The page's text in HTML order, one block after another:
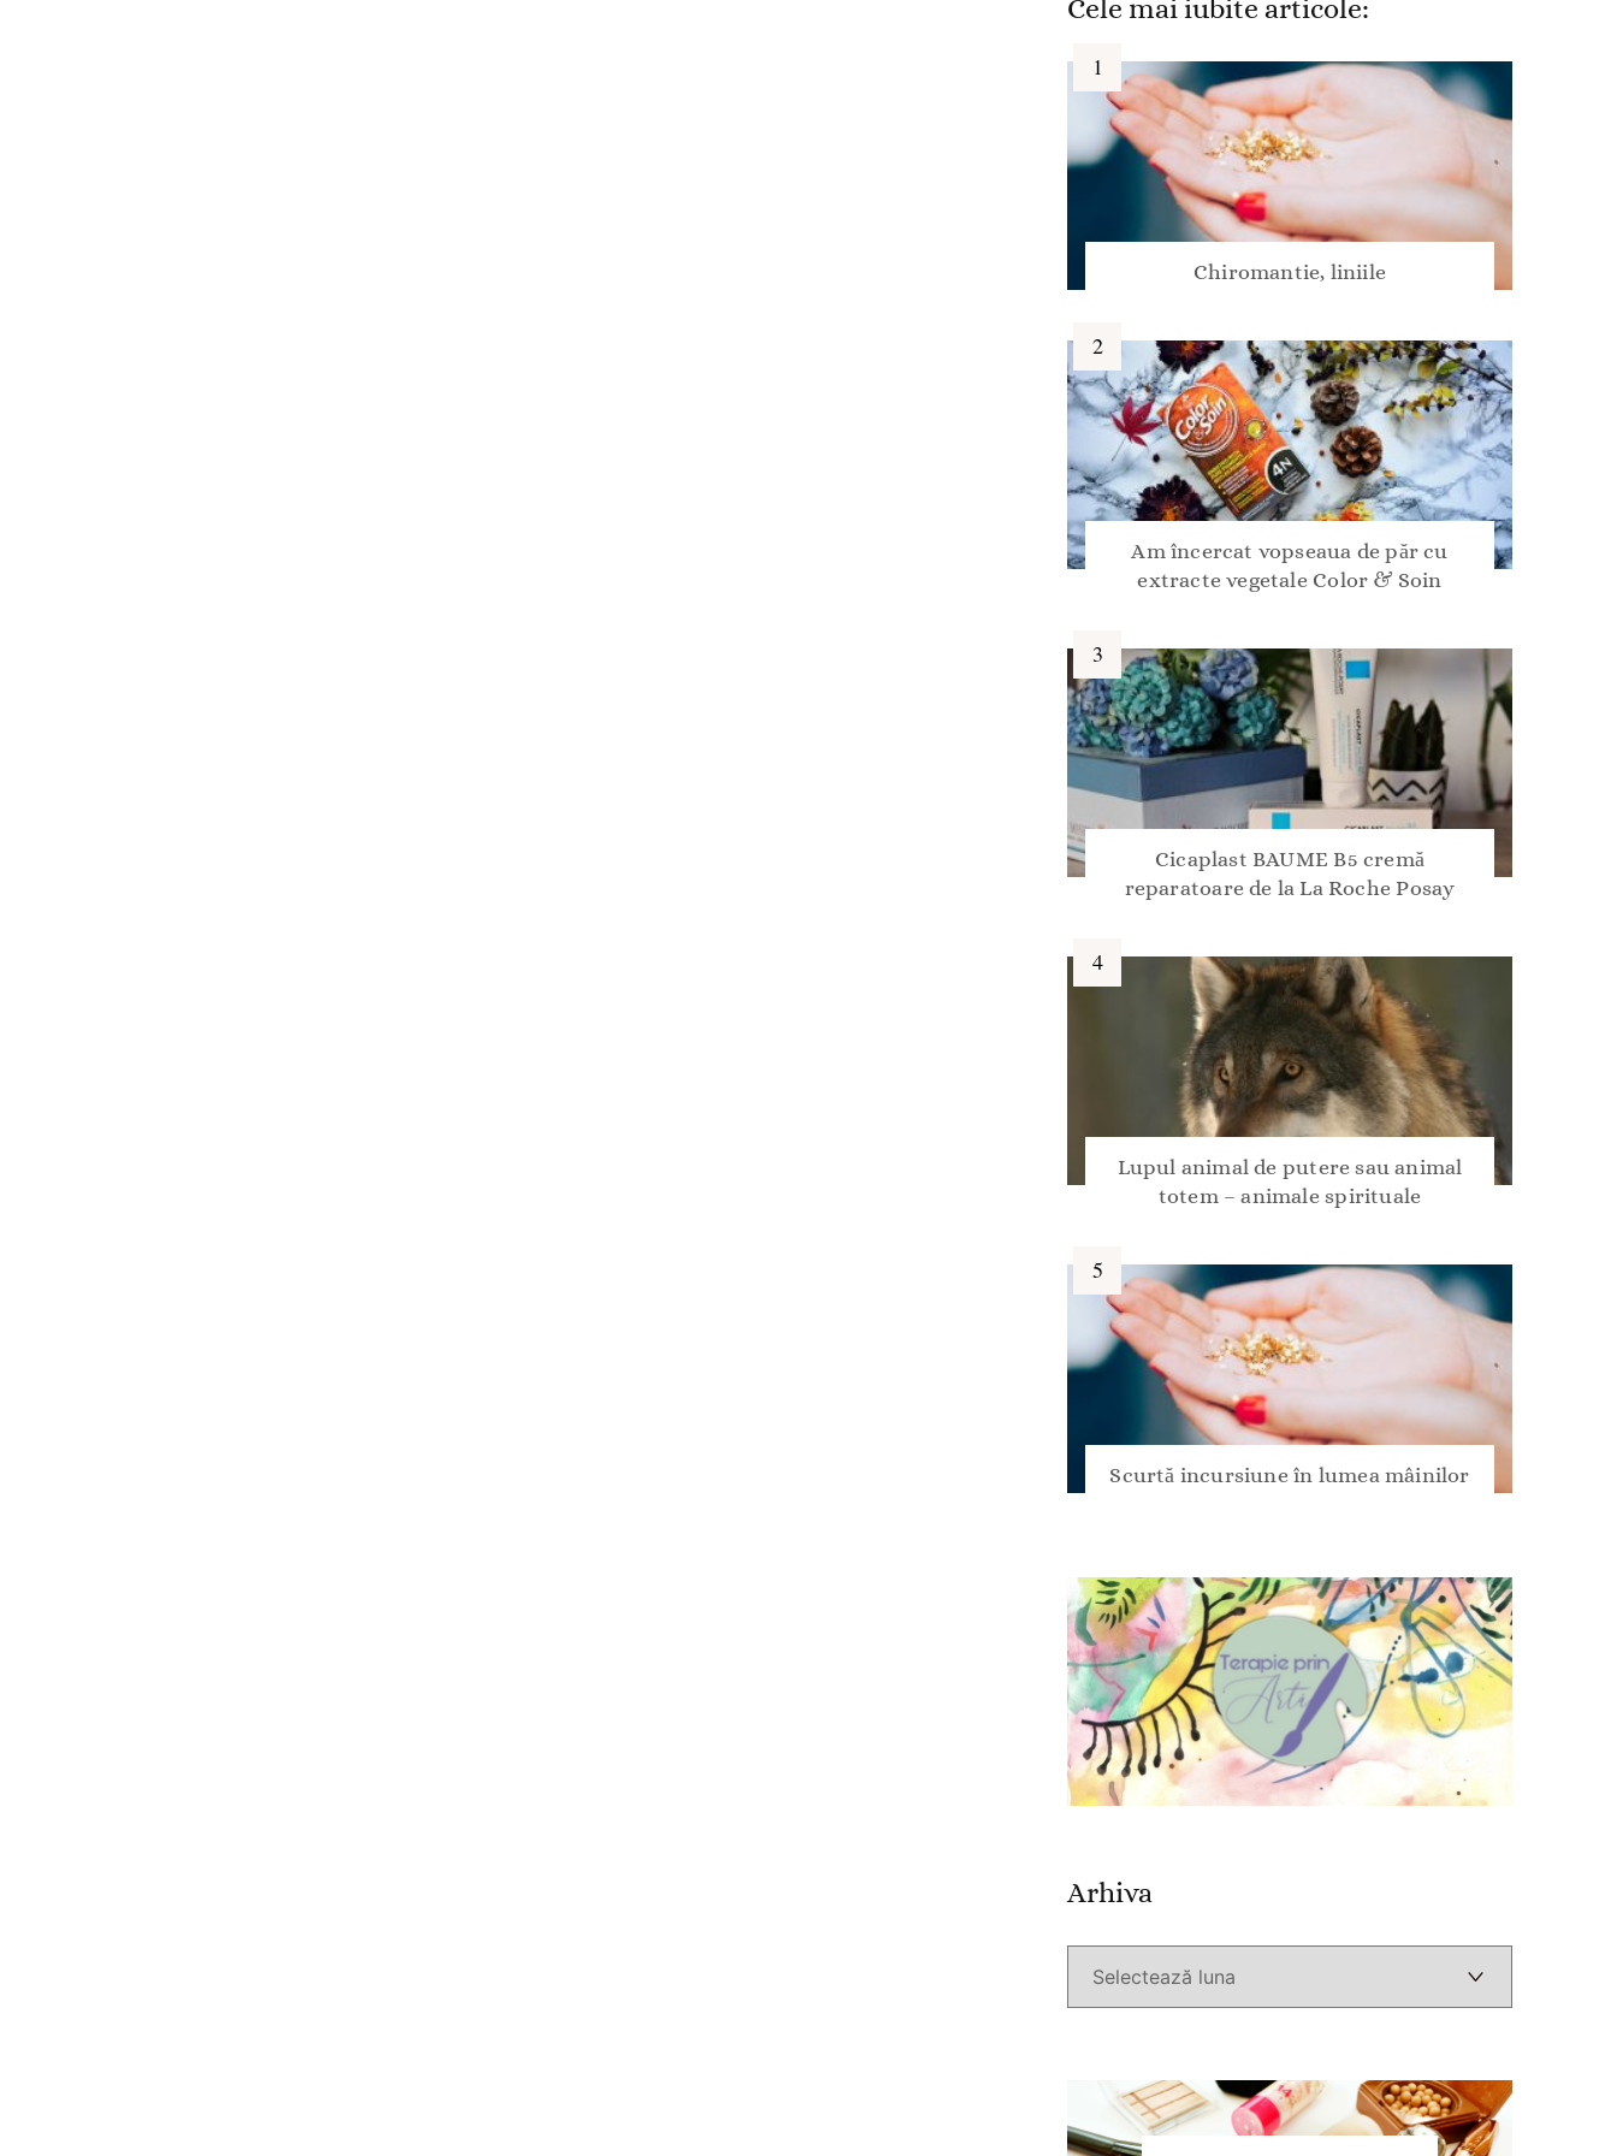
Cele mai iubite articole:
Chiromantie, liniile
Am încercat vopseaua de păr cu
extracte vegetale Color & Soin
Cicaplast BAUME B5 cremă
reparatoare de la La Roche Posay
Lupul animal de putere sau animal
totem – animale spirituale
Scurtă incursiune în lumea mâinilor
Arhiva